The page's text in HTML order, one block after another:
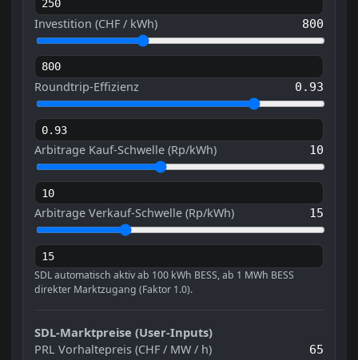
Investition (CHF / kWh) 800
Roundtrip-Effizienz 0.93
Arbitrage Kauf-Schwelle (Rp/kWh) 10
Arbitrage Verkauf-Schwelle (Rp/kWh) 15
SDL automatisch aktiv ab 100 kWh BESS, ab 1 MWh BESS
direkter Marktzugang (Faktor 1.0).
SDL-Marktpreise (User-Inputs)
PRL Vorhaltepreis (CHF / MW / h) 65